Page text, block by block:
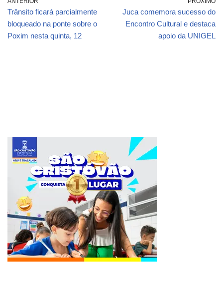
Trânsito ficará parcialmente
bloqueado na ponte sobre o
Poxim nesta quinta, 12
Juca comemora sucesso do
Encontro Cultural e destaca
apoio da UNIGEL